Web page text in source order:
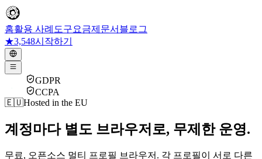
홈활용 사례 도구요금제 문서 블로그
★3,548시작하기
GDPR
CCPA
🇪🇺Hosted in the EU
계정마다 별도 브라우저로, 무제한 운영.
무료, 오픈소스 멀티 프로필 브라우저. 각 프로필이 서로 다른